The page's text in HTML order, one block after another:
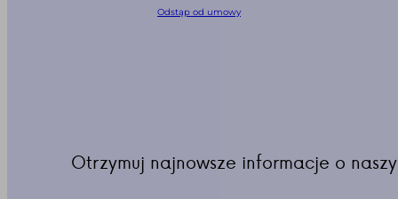
Odstąp od umowy
Otrzymuj najnowsze informacje o